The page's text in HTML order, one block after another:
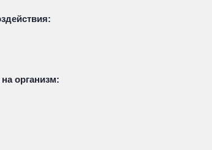
организм: